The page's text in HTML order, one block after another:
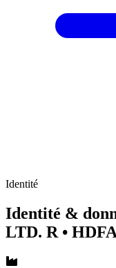
Identité
Identité &
LTD. R •